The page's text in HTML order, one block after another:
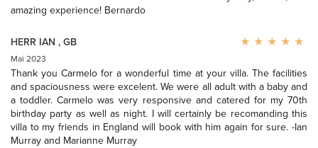
amazing experience! Bernardo
HERR IAN , GB
Mai 2023
Thank you Carmelo for a wonderful time at your villa. The facilities
and spaciousness were excelent. We were all adult with a baby and
a toddler. Carmelo was very responsive and catered for my 70th
birthday party as well as night. I will certainly be recomanding this
villa to my friends in England will book with him again for sure. -Ian
Murray and Marianne Murray